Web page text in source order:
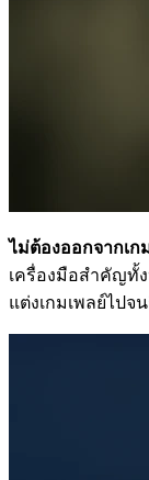
ไม่ต้องออกจากเก
เครื่องมือสำคัญทั้
แต่งเกมเพลย์ไปจ